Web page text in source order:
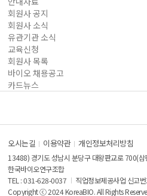
회원사 공지
회원사 소식
유관기관 소식
교육신청
회원사 목록
바이오 채용공고
카드뉴스
오시는길 이용약관 개인정보처리방침
13488) 경기도 성남시 분당구 대왕판교로 700(
한국바이오연구조합
TEL : 031-628-0037
직업정보제공사업 신고
Copyright ⓒ 2024 KoreaBIO. All Rights